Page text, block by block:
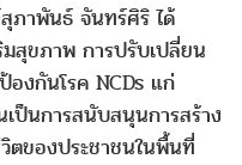
ภาพันธ์ จันทร์ศิริ ได้
มสุขภาพ การปรับเปลี่ยน
งกันโรค NCDs แก่
ป็นการสนับสนุนการสร้าง
ตของประชาชนในพื้นที่